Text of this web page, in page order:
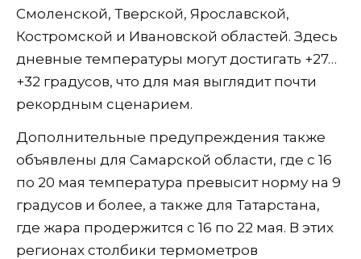
Смоленской, Тверской, Ярославской,
Костромской и Ивановской областей. Здесь
дневные температуры могут достигать +27…
+32 градусов, что для мая выглядит почти
рекордным сценарием.
Дополнительные предупреждения также
объявлены для Самарской области, где с 16
по 20 мая температура превысит норму на 9
градусов и более, а также для Татарстана,
где жара продержится с 16 по 22 мая. В этих
регионах столбики термометров